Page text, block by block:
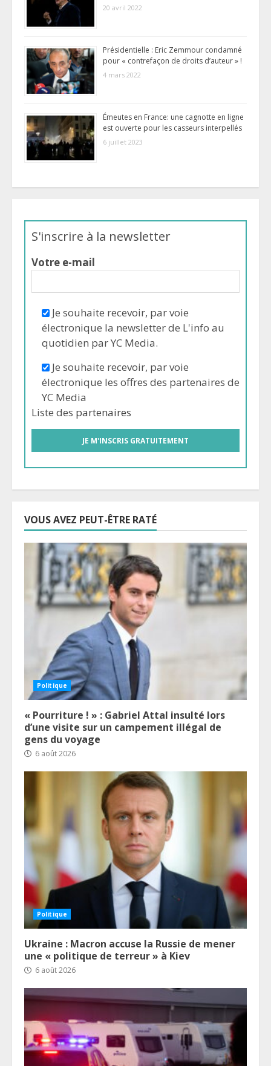
20 avril 2022
Présidentielle : Eric Zemmour condamné
pour « contrefaçon de droits d’auteur » !
4 mars 2022
Émeutes en France: une cagnotte en ligne
est ouverte pour les casseurs interpellés
6 juillet 2023
S'inscrire à la newsletter
Votre e-mail
Je souhaite recevoir, par voie
électronique la newsletter de L'info au
quotidien par YC Media.
Je souhaite recevoir, par voie
électronique les offres des partenaires de
YC Media
Liste des partenaires
VOUS AVEZ PEUT-ÊTRE RATÉ
Politique
« Pourriture ! » : Gabriel Attal insulté lors
d’une visite sur un campement illégal de
gens du voyage
6 août 2026
Politique
Ukraine : Macron accuse la Russie de mener
une « politique de terreur » à Kiev
6 août 2026